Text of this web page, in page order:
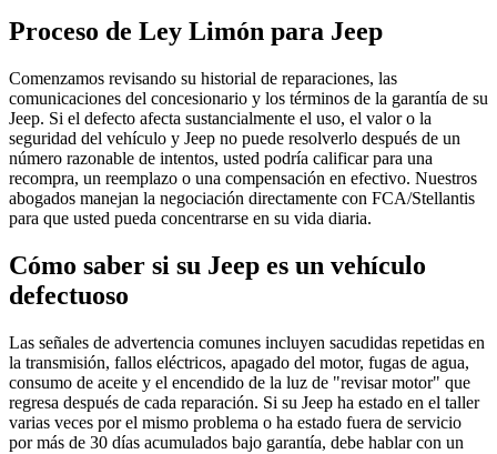
Proceso de Ley Limón para Jeep
Comenzamos revisando su historial de reparaciones, las
comunicaciones del concesionario y los términos de la garantía de su
Jeep. Si el defecto afecta sustancialmente el uso, el valor o la
seguridad del vehículo y Jeep no puede resolverlo después de un
número razonable de intentos, usted podría calificar para una
recompra, un reemplazo o una compensación en efectivo. Nuestros
abogados manejan la negociación directamente con FCA/Stellantis
para que usted pueda concentrarse en su vida diaria.
Cómo saber si su Jeep es un vehículo
defectuoso
Las señales de advertencia comunes incluyen sacudidas repetidas en
la transmisión, fallos eléctricos, apagado del motor, fugas de agua,
consumo de aceite y el encendido de la luz de "revisar motor" que
regresa después de cada reparación. Si su Jeep ha estado en el taller
varias veces por el mismo problema o ha estado fuera de servicio
por más de 30 días acumulados bajo garantía, debe hablar con un